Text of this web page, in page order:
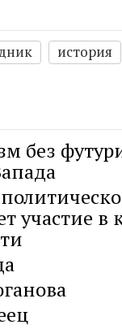
история
без
в